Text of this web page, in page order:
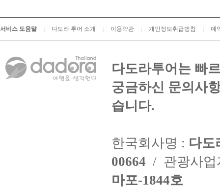
서비스 도움말 다도라 투어 소개 이용약관 개인정보취급방침 예
다도라투어는 빠
궁금하신 문의사
습니다.
한국회사명 : 다도
00664 / 관광사
마포-1844호